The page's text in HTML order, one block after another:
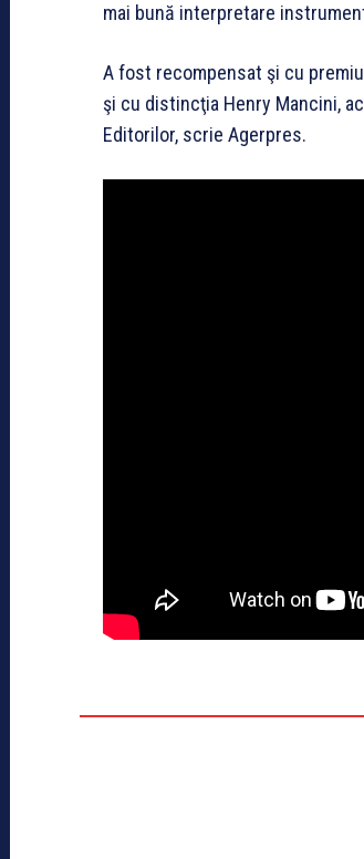
mai bună interpretare
A fost recompensat şi cu
şi cu distincţia Henry Mancini,
Editorilor, scrie Agerpres.